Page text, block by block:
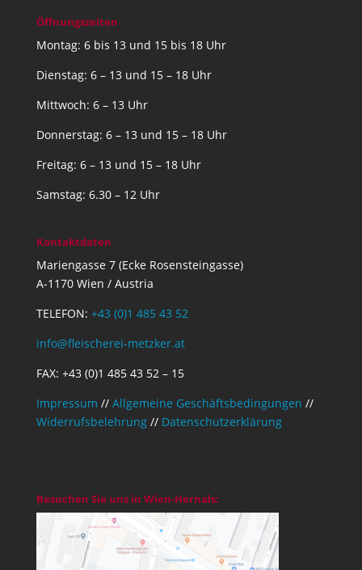
Öffnungszeiten
Montag: 6 bis 13 und 15 bis 18 Uhr
Dienstag: 6 – 13 und 15 – 18 Uhr
Mittwoch: 6 – 13 Uhr
Donnerstag: 6 – 13 und 15 – 18 Uhr
Freitag: 6 – 13 und 15 – 18 Uhr
Samstag: 6.30 – 12 Uhr
Kontaktdaten
Mariengasse 7 (Ecke Rosensteingasse)
A-1170 Wien / Austria
TELEFON: +43 (0)1 485 43 52
info@fleischerei-metzker.at
FAX: +43 (0)1 485 43 52 – 15
Impressum // Allgemeine Geschäftsbedingungen //
Widerrufsbelehrung// Datenschutzerklärung
Besuchen Sie uns in Wien-Hernals: